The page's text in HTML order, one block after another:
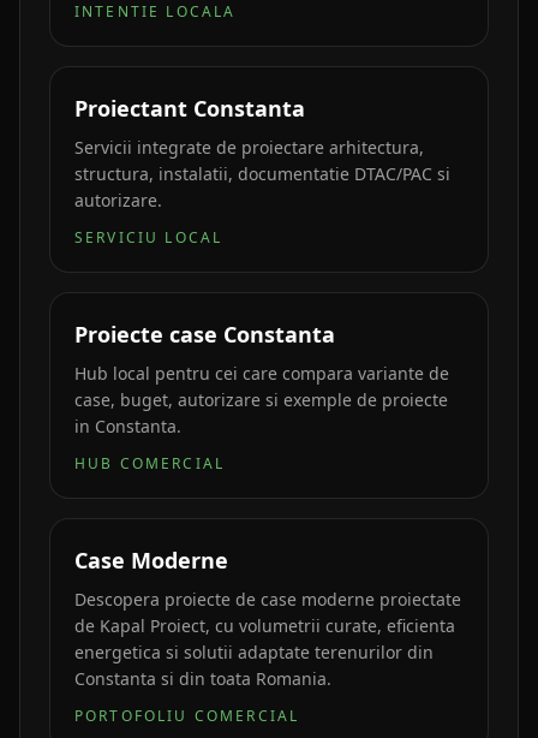
INTENTIE LOCALA
Proiectant Constanta
Servicii integrate de proiectare arhitectura,
structura, instalatii, documentatie DTAC/PAC si
autorizare.
SERVICIU LOCAL
Proiecte case Constanta
Hub local pentru cei care compara variante de
case, buget, autorizare si exemple de proiecte
in Constanta.
HUB COMERCIAL
Case Moderne
Descopera proiecte de case moderne proiectate
de Kapal Proiect, cu volumetrii curate, eficienta
energetica si solutii adaptate terenurilor din
Constanta si din toata Romania.
PORTOFOLIU COMERCIAL